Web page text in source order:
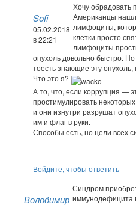
Sofi
05.02.2018
в 22:21
Хочу обрадовать
Американцы
лимфоциты,
клетки просто
лимфоциты
опухоль довольно быстро.
тоесть знающие эту
Что это я?
А то, что, если коррупция —
простимулировать
и они изнутри разрушат
им и флаг в руки.
Способы есть, но цели всех
Войдите, чтобы ответить
Володимир
Синдром
иммунодефицита